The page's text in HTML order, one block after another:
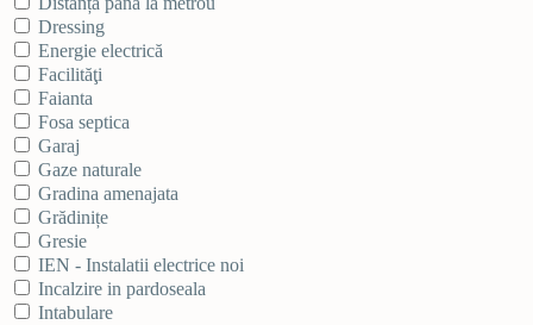
Dressing
Energie electrică
Facilităţi
Faianta
Fosa septica
Garaj
Gaze naturale
Gradina amenajata
Grădinițe
Gresie
IEN - Instalatii electrice noi
Incalzire in pardoseala
Intabulare